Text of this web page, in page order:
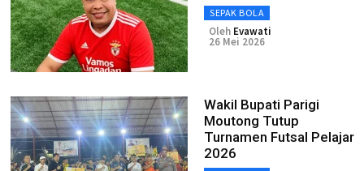
SEPAK BOLA
Oleh Evawati
26 Mei 2026
Wakil Bupati Parigi
Moutong Tutup
Turnamen Futsal Pelajar
2026